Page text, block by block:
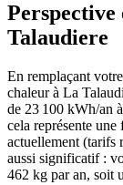
Talaudiere
En remplaçant
chaleur à La
de 23 100 kWh/an
cela représente
actuellement (tarifs
aussi significatif :
462 kg par an, soit